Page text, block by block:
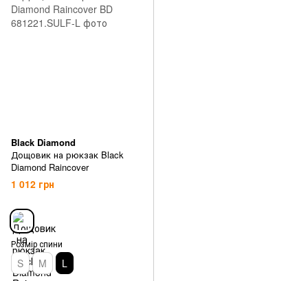
Black Diamond
Дощовик на рюкзак Black
Diamond Raincover
1 012 грн
Розмір спини
S M L